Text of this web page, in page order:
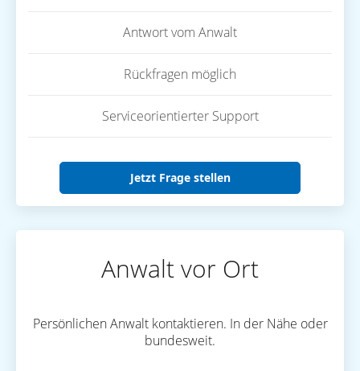
Antwort vom Anwalt
Rückfragen möglich
Serviceorientierter Support
Jetzt Frage stellen
Anwalt vor Ort
Persönlichen Anwalt kontaktieren. In der Nähe oder
bundesweit.